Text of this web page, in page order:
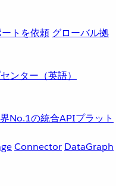
トを依頼 グローバル拠
ンター（英語）
No.1の統合APIプラット
Connector DataGraph